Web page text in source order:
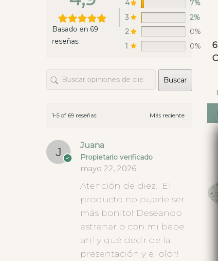
Basado en 69
reseñas.
4
7%
3
2%
2
0%
1
0%
Buscar
1-5 of 69 reseñas
Juana
Propietario verificado
mayo 22, 2026
Atención de diez!. El
producto no puede ser
más bonito! Deseando
estrenarlo con mi bebe.
ah! y qué decir de la
presentación y el olor!